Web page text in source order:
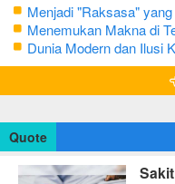
Menjadi "Raksasa"
Menemukan Makna di
Dunia Modern dan Ilusi
terjebak Tipu Daya
Quote